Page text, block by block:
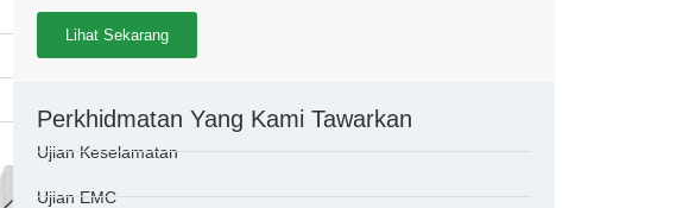
Lihat Sekarang
Perkhidmatan Yang Kami Tawarkan
Ujian Keselamatan
Ujian EMC